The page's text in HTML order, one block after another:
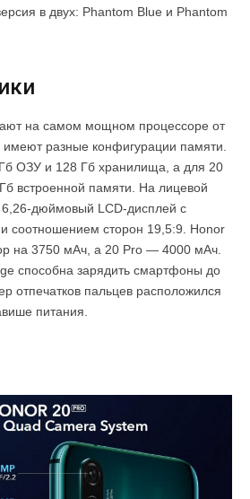
в двух: Phantom Blue и Phantom
на самом мощном процессоре от
разные конфигурации памяти.
ОЗУ и 128 Гб хранилища, а для 20
встроенной памяти. На лицевой
дюймовый LCD-дисплей с
соотношением сторон 19,5:9. Honor
на 3750 мАч, а 20 Pro — 4000 мАч.
способна зарядить смартфоны до
отпечатков пальцев расположился
питания.